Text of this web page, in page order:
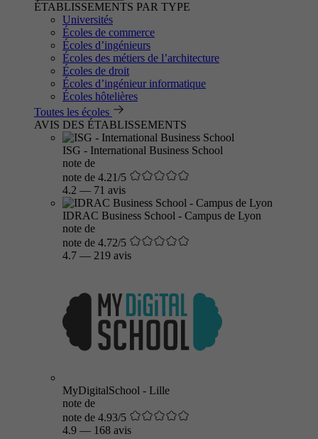
ÉTABLISSEMENTS PAR TYPE
Universités
Écoles de commerce
Écoles d’ingénieurs
Écoles des métiers de l’architecture
Écoles de droit
Écoles d’ingénieur informatique
Écoles hôtelières
Toutes les écoles
AVIS DES ÉTABLISSEMENTS
ISG - International Business School
note de
note de 4.21/5
4.2 — 71 avis
IDRAC Business School - Campus de Lyon
note de
note de 4.72/5
4.7 — 219 avis
MyDigitalSchool - Lille
note de
note de 4.93/5
4.9 — 168 avis